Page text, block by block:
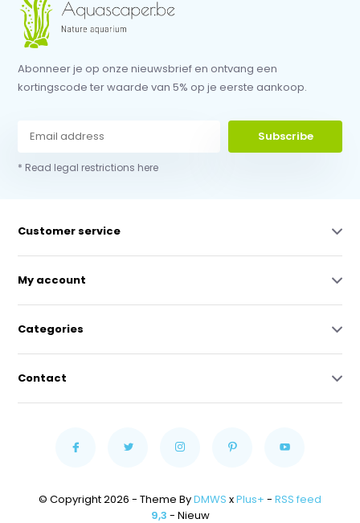
Abonneer je op onze nieuwsbrief en ontvang een
kortingscode ter waarde van 5% op je eerste aankoop.
Subscribe
* Read legal restrictions here
Customer service
My account
Categories
Contact
© Copyright 2026 - Theme ByDMWS xPlus+ - RSS feed
9,3 - Nieuw